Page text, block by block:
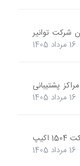
شرکت توانیر
16 مرداد 1405
پشتیبانی
16 مرداد 1405
شانزدهمین مانور سراسری «طرح ملی مهتاب» با مشارکت 1504 اکیپ
16 مرداد 1405